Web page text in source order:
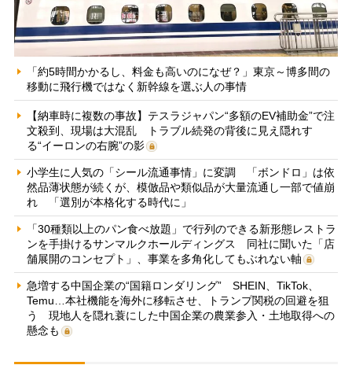
「約5時間かかるし、料金も高いのになぜ？」東京～博多間の
移動に飛行機ではなく新幹線を選ぶ人の事情
【納車時に複数の事故】テスラジャパン“多額のEV補助金”で注
文殺到、現場は大混乱 トラブル続発の背後に見え隠れす
る“イーロンの右腕”の影
小学生に人気の「シール流通事情」に変調 「ボンドロ」は依
然品薄状態が続くが、模倣品や類似品が大量流通し一部で値崩
れ 「選別が本格化する時代に」
「30種類以上のパン食べ放題」で行列のできる新形態レストラ
ンを手掛けるサンマルクホールディングス 同社に聞いた「店
舗展開のコンセプト」、事業を多角化してもぶれない軸
急増する中国企業の“国籍ロンダリング” SHEIN、TikTok、
Temu…本社機能を海外に移転させ、トランプ関税の回避を狙
う 現地人を隠れ蓑にした中国企業の農業参入・土地取得への
懸念も